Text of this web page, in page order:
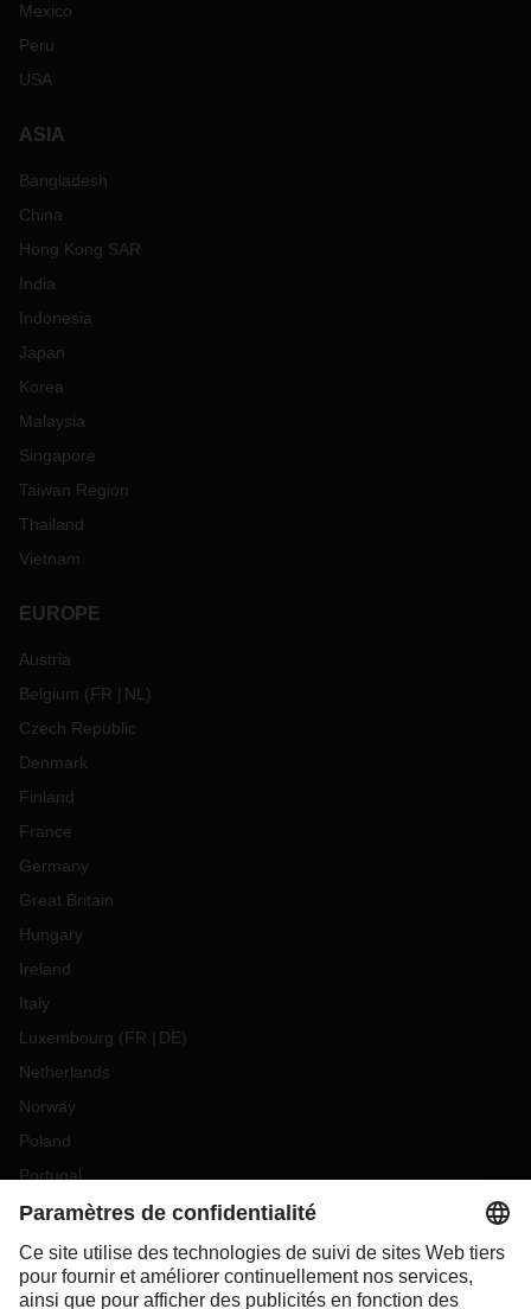
Mexico
Peru
USA
ASIA
Bangladesh
China
Hong Kong SAR
India
Indonesia
Japan
Korea
Malaysia
Singapore
Taiwan Region
Thailand
Vietnam
EUROPE
Austria
Belgium (FR NL )
Czech Republic
Denmark
Finland
France
Germany
Great Britain
Hungary
Ireland
Italy
Luxembourg (FR DE)
Netherlands
Norway
Poland
Portugal
Romania
Slovakia
Spain